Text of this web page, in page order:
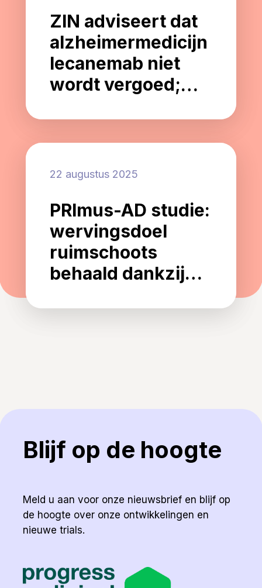
ZIN adviseert dat
alzheimermedicijn
lecanemab niet
wordt vergoed;
voor mensen met
alzheimer en hun
naasten?
22 augustus 2025
PRImus-AD studie:
wervingsdoel
ruimschoots
behaald dankzij
strategie en sterke
Blijf op de hoogte
Meld u aan voor onze nieuwsbrief en blijf op
de hoogte over onze ontwikkelingen en
nieuwe trials.